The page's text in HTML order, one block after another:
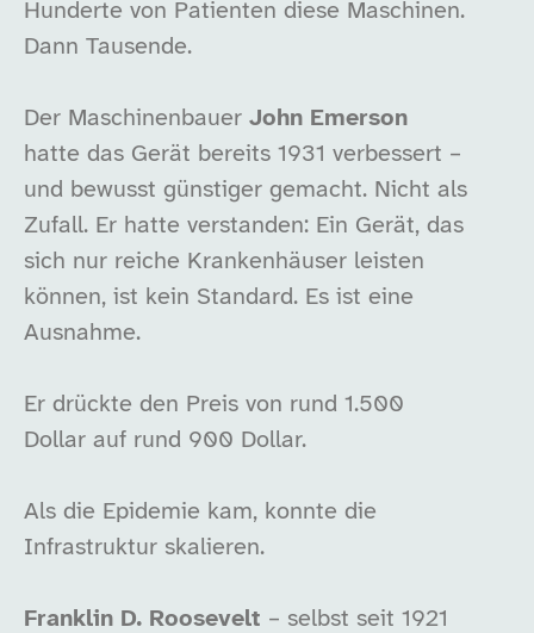
Hunderte von Patienten diese Maschinen.
Dann Tausende.
Der Maschinenbauer John Emerson
hatte das Gerät bereits 1931 verbessert –
und bewusst günstiger gemacht. Nicht als
Zufall. Er hatte verstanden: Ein Gerät, das
sich nur reiche Krankenhäuser leisten
können, ist kein Standard. Es ist eine
Ausnahme.
Er drückte den Preis von rund 1.500
Dollar auf rund 900 Dollar.
Als die Epidemie kam, konnte die
Infrastruktur skalieren.
Franklin D. Roosevelt – selbst seit 1921